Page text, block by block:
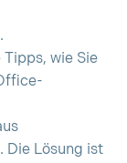
wie Sie
Die Lösung ist